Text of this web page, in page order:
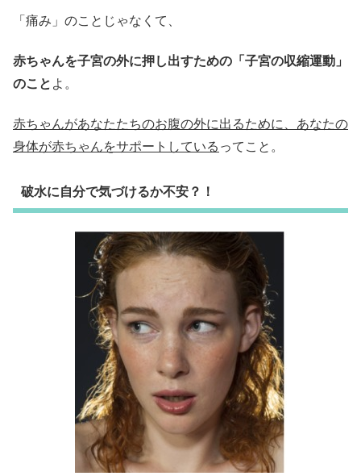
「痛み」のことじゃなくて、
赤ちゃんを子宮の外に押し出すための「子宮の収縮運動」
のこと よ。
赤ちゃんがあなたたちのお腹の外に出るために、あなたの
身体が赤ちゃんをサポートしている ってこと。
破水に自分で気づけるか不安？！